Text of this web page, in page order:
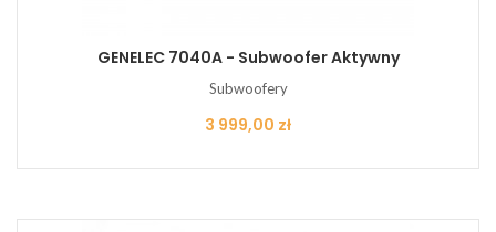
GENELEC 7040A - Subwoofer Aktywny
Subwoofery
Cena
3 999,00 zł